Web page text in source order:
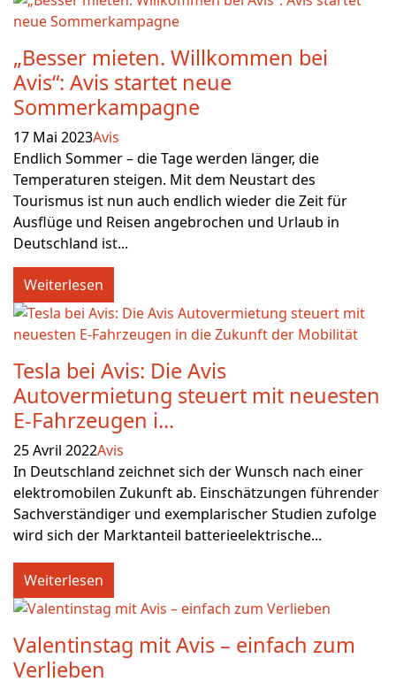
„Besser mieten. Willkommen bei
Avis“: Avis startet neue
Sommerkampagne
17 Mai 2023Avis
Endlich Sommer – die Tage werden länger, die
Temperaturen steigen. Mit dem Neustart des
Tourismus ist nun auch endlich wieder die Zeit für
Ausflüge und Reisen angebrochen und Urlaub in
Deutschland ist...
Weiterlesen
Tesla bei Avis: Die Avis
Autovermietung steuert mit neuesten
E-Fahrzeugen i...
25 Avril 2022Avis
In Deutschland zeichnet sich der Wunsch nach einer
elektromobilen Zukunft ab. Einschätzungen führender
Sachverständiger und exemplarischer Studien zufolge
wird sich der Marktanteil batterieelektrische...
Weiterlesen
Valentinstag mit Avis – einfach zum
Verlieben